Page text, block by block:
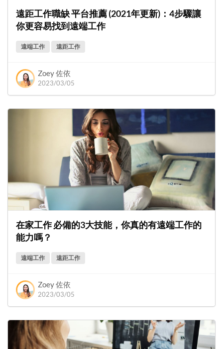
遠距工作職缺 平台推薦 (2021年更新)：4步驟讓
你更容易找到遠端工作
遠端工作 遠距工作
Zoey 佐依
2023/03/05
在家工作 必備的3大技能，你真的有遠端工作的
能力嗎？
遠端工作 遠距工作
Zoey 佐依
2023/03/05